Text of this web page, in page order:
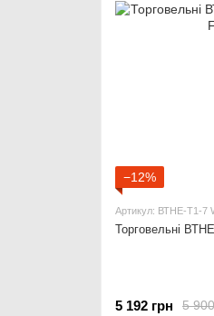
−12%
Артикул: ВТНЕ-Т1-7
Торговельні
5
5 192 грн